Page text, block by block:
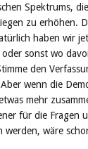
Spektrums,
zu erhöhen.
haben wir
sonst wo
den
wenn die
mehr
für die Fragen
werden, wäre